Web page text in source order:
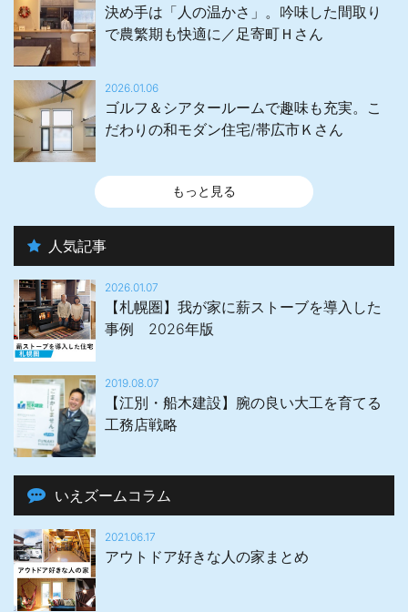
決め手は「人の温かさ」。吟味した間取り
で農繁期も快適に／足寄町Ｈさん
2026.01.06
ゴルフ＆シアタールームで趣味も充実。こ
だわりの和モダン住宅/帯広市Ｋさん
もっと見る
人気記事
2026.01.07
【札幌圏】我が家に薪ストーブを導入した
事例 2026年版
2019.08.07
【江別・船木建設】腕の良い大工を育てる
工務店戦略
いえズームコラム
2021.06.17
アウトドア好きな人の家まとめ